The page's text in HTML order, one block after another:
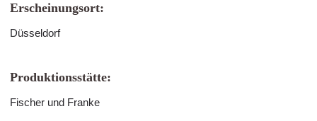
Erscheinungsort:
Düsseldorf
Produktionsstätte:
Fischer und Franke